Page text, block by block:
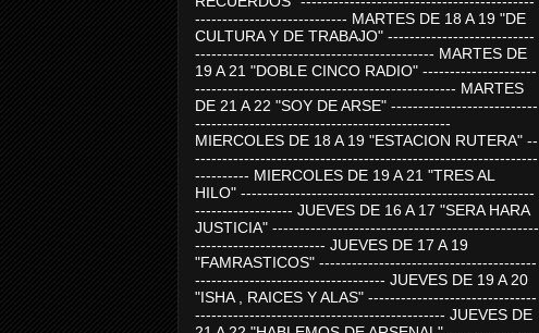
---------------------------- MARTES DE 18 A 19 "DE
CULTURA Y DE TRABAJO" ---------------------------
-------------------------------------------- MARTES DE
19 A 21 "DOBLE CINCO RADIO" ---------------------
------------------------------------------------ MARTES
DE 21 A 22 "SOY DE ARSE" ---------------------------
-----------------------------------------------
MIERCOLES DE 18 A 19 "ESTACION RUTERA" --
---------------------------------------------------------------
---------- MIERCOLES DE 19 A 21 "TRES AL
HILO" ------------------------------------------------------
------------------ JUEVES DE 16 A 17 "SERA HARA
JUSTICIA" -------------------------------------------------
------------------------ JUEVES DE 17 A 19
"FAMRASTICOS" ----------------------------------------
----------------------------------- JUEVES DE 19 A 20
"ISHA , RAICES Y ALAS" -------------------------------
---------------------------------------------- JUEVES DE